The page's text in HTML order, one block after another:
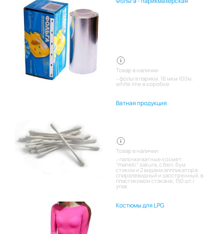
Товар в наличии:
фольга парикм. 16 мкм 100м.
white line в коробке
Ватная продукция
Товар в наличии:
палочки ватные космет.
"maneki" sakura, с бел. бум.
стиком и 2 видами аппликатора:
спиралевидный и заостренный, в
пластиковом стакане, 150 шт./
упак
Костюмы для LPG